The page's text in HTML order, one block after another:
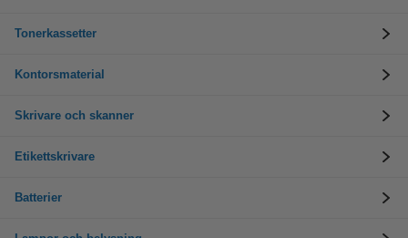
Tonerkassetter
Kontorsmaterial
Skrivare och skanner
Etikettskrivare
Batterier